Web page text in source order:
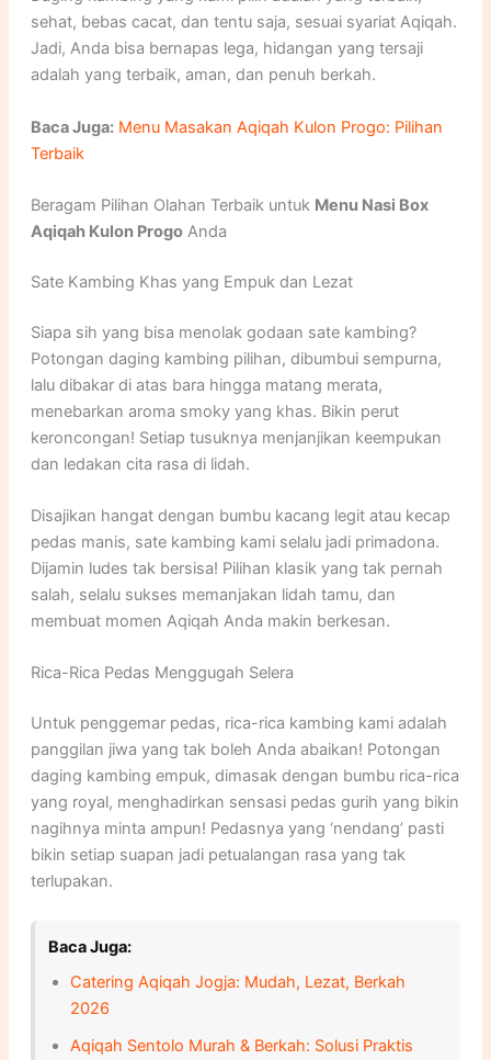
sehat, bebas cacat, dan tentu saja, sesuai syariat Aqiqah.
Jadi, Anda bisa bernapas lega, hidangan yang tersaji
adalah yang terbaik, aman, dan penuh berkah.
Baca Juga: Menu Masakan Aqiqah Kulon Progo: Pilihan
Terbaik
Beragam Pilihan Olahan Terbaik untuk Menu Nasi Box
Aqiqah Kulon ProgoAnda
Sate Kambing Khas yang Empuk dan Lezat
Siapa sih yang bisa menolak godaan sate kambing?
Potongan daging kambing pilihan, dibumbui sempurna,
lalu dibakar di atas bara hingga matang merata,
menebarkan aroma smoky yang khas. Bikin perut
keroncongan! Setiap tusuknya menjanjikan keempukan
dan ledakan cita rasa di lidah.
Disajikan hangat dengan bumbu kacang legit atau kecap
pedas manis, sate kambing kami selalu jadi primadona.
Dijamin ludes tak bersisa! Pilihan klasik yang tak pernah
salah, selalu sukses memanjakan lidah tamu, dan
membuat momen Aqiqah Anda makin berkesan.
Rica-Rica Pedas Menggugah Selera
Untuk penggemar pedas, rica-rica kambing kami adalah
panggilan jiwa yang tak boleh Anda abaikan! Potongan
daging kambing empuk, dimasak dengan bumbu rica-rica
yang royal, menghadirkan sensasi pedas gurih yang bikin
nagihnya minta ampun! Pedasnya yang ‘nendang’ pasti
bikin setiap suapan jadi petualangan rasa yang tak
terlupakan.
Baca Juga:
Catering Aqiqah Jogja: Mudah, Lezat, Berkah
2026
Aqiqah Sentolo Murah & Berkah: Solusi Praktis